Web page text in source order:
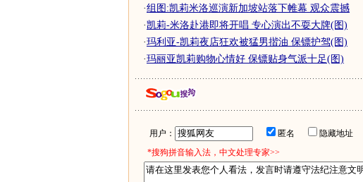
·组图:凯莉米洛巡演新加坡站落下帷幕 观众震撼
·凯莉-米洛赴港即将开唱 专心演出不耍大牌(图)
·玛利亚-凯莉夜店狂欢被猛男揩油 保镖护驾(图)
·玛丽亚凯莉购物心情好 保镖贴身气派十足(图)
用户： 匿名 隐藏地址
*搜狗拼音输入法，中文处理专家>>